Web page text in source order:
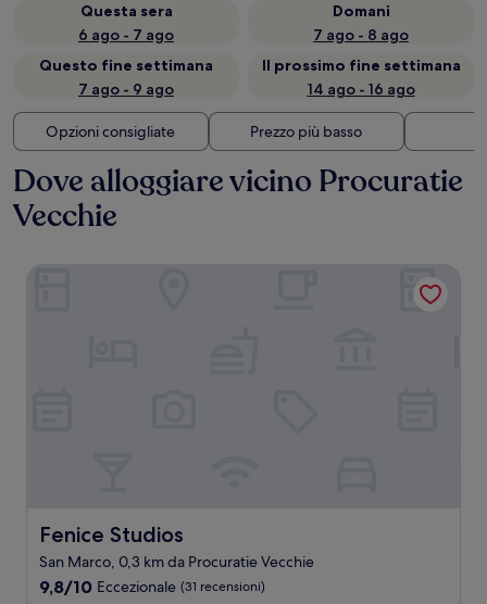
Questa sera
6 ago - 7 ago
Domani
7 ago - 8 ago
Questo fine settimana
7 ago - 9 ago
Il prossimo fine settimana
14 ago - 16 ago
Opzioni consigliate Prezzo più basso
Dove alloggiare vicino Procuratie
Vecchie
Fenice Studios
Fenice Studios
San Marco, 0,3 km da Procuratie Vecchie
9.8
9,8/10 Eccezionale (31 recensioni)